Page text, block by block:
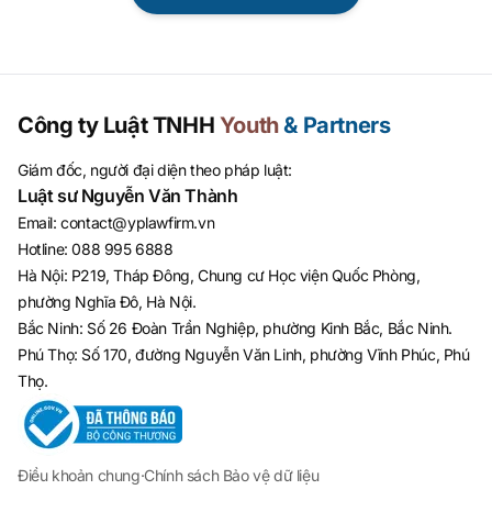
Công ty Luật TNHH Youth& Partners
Giám đốc, người đại diện theo pháp luật:
Luật sư Nguyễn Văn Thành
Email:contact@yplawfirm.vn
Hotline:088 995 6888
Hà Nội: P219, Tháp Đông, Chung cư Học viện Quốc Phòng,
phường Nghĩa Đô, Hà Nội.
Bắc Ninh: Số 26 Đoàn Trần Nghiệp, phường Kinh Bắc, Bắc Ninh.
Phú Thọ: Số 170, đường Nguyễn Văn Linh, phường Vĩnh Phúc, Phú
Thọ.
Điều khoản chung·Chính sách Bảo vệ dữ liệu